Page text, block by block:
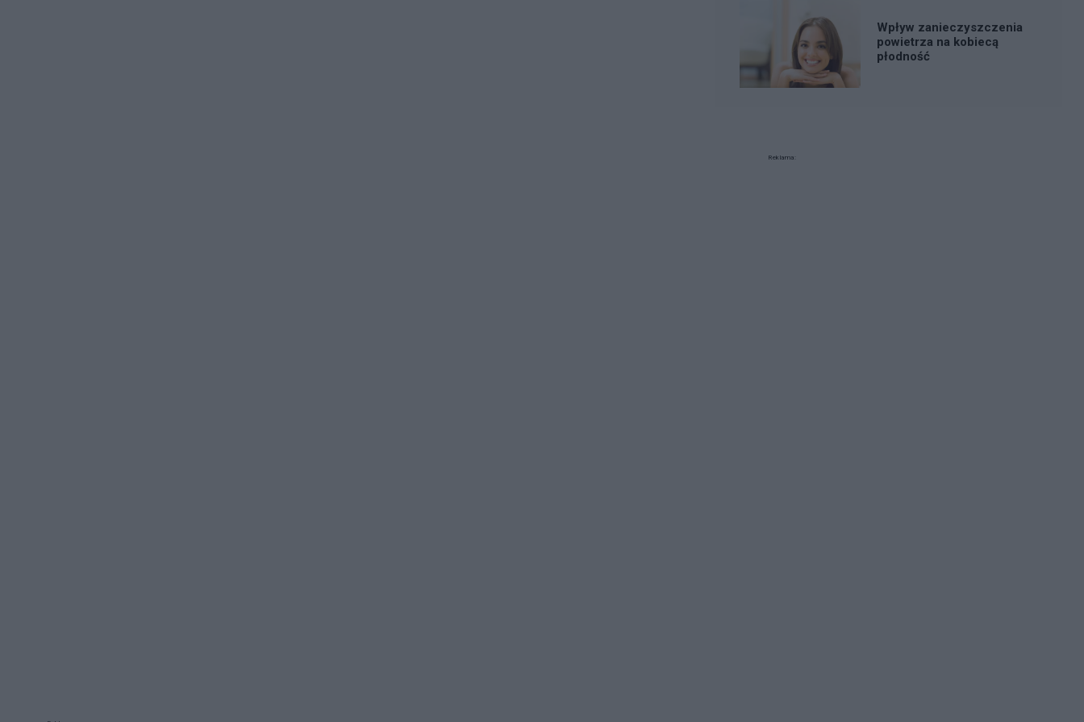
Wpływ zanieczyszczenia
powietrza na kobiecą
płodność
Reklama: